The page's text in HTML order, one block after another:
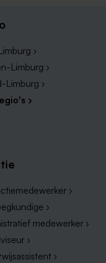
steden
en dat ook nog
ons overzicht van
Jouw
binnen
›
Limburg ›
Limburg ›
›
›
›
medewerker ›
›
›